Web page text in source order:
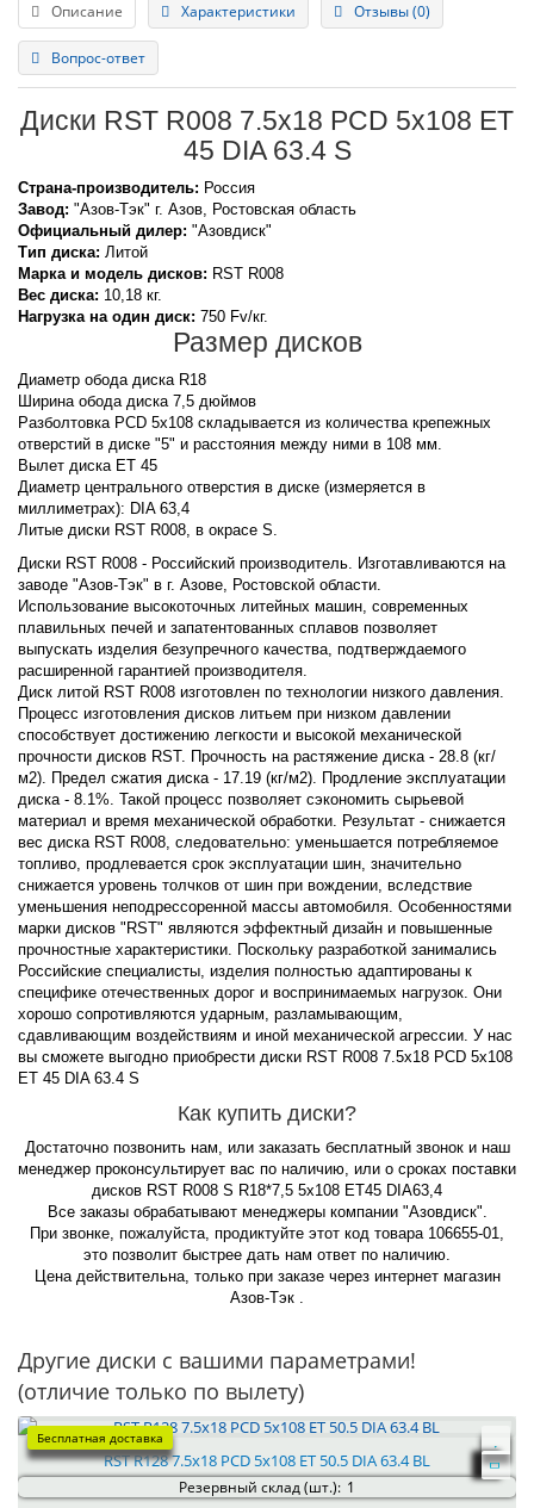
Описание Характеристики Отзывы (0)
Вопрос-ответ
Диски RST R008 7.5x18 PCD 5x108 ET
45 DIA 63.4 S
Страна-производитель: Россия
Завод: "Азов-Тэк" г. Азов, Ростовская область
Официальный дилер: "Азовдиск"
Тип диска: Литой
Марка и модель дисков: RST R008
Вес диска: 10,18 кг.
Нагрузка на один диск: 750 Fv/кг.
Размер дисков
Диаметр обода диска R18
Ширина обода диска 7,5 дюймов
Разболтовка PCD 5x108 складывается из количества крепежных
отверстий в диске "5" и расстояния между ними в 108 мм.
Вылет диска ET 45
Диаметр центрального отверстия в диске (измеряется в
миллиметрах): DIA 63,4
Литые диски RST R008, в окрасе S.
Диски RST R008 - Российский производитель. Изготавливаются на
заводе "Азов-Тэк" в г. Азове, Ростовской области.
Использование высокоточных литейных машин, современных
плавильных печей и запатентованных сплавов позволяет
выпускать изделия безупречного качества, подтверждаемого
расширенной гарантией производителя.
Диск литой RST R008 изготовлен по технологии низкого давления.
Процесс изготовления дисков литьем при низком давлении
способствует достижению легкости и высокой механической
прочности дисков RST. Прочность на растяжение диска - 28.8 (кг/
м2). Предел сжатия диска - 17.19 (кг/м2). Продление эксплуатации
диска - 8.1%. Такой процесс позволяет сэкономить сырьевой
материал и время механической обработки. Результат - снижается
вес диска RST R008, следовательно: уменьшается потребляемое
топливо, продлевается срок эксплуатации шин, значительно
снижается уровень толчков от шин при вождении, вследствие
уменьшения неподрессоренной массы автомобиля. Особенностями
марки дисков "RST" являются эффектный дизайн и повышенные
прочностные характеристики. Поскольку разработкой занимались
Российские специалисты, изделия полностью адаптированы к
специфике отечественных дорог и воспринимаемых нагрузок. Они
хорошо сопротивляются ударным, разламывающим,
сдавливающим воздействиям и иной механической агрессии. У нас
вы сможете выгодно приобрести диски RST R008 7.5x18 PCD 5x108
ET 45 DIA 63.4 S
Как купить диски?
Достаточно позвонить нам, или заказать бесплатный звонок и наш
менеджер проконсультирует вас по наличию, или о сроках поставки
дисков RST R008 S R18*7,5 5x108 ET45 DIA63,4
Все заказы обрабатывают менеджеры компании "Азовдиск".
При звонке, пожалуйста, продиктуйте этот код товара 106655-01,
это позволит быстрее дать нам ответ по наличию.
Цена действительна, только при заказе через интернет магазин
Азов-Тэк .
Другие диски с вашими параметрами!
(отличие только по вылету)
Бесплатная доставка
RST R128 7.5x18 PCD 5x108 ET 50.5 DIA 63.4 BL
Резервный склад (шт.): 1